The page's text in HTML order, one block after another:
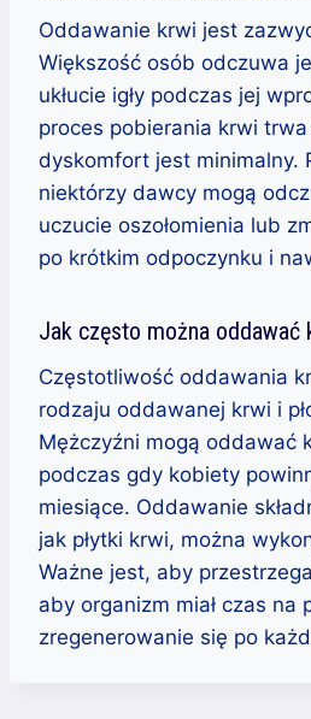
Oddawanie krwi jest
Większość osób odczuwa
ukłucie igły podczas jej
proces pobierania krwi
dyskomfort jest minimalny.
niektórzy dawcy mogą
uczucie oszołomienia lub
po krótkim odpoczynku i
Jak często można oddawać
Częstotliwość oddawania
rodzaju oddawanej krwi i
Mężczyźni mogą oddawać
podczas gdy kobiety
miesiące. Oddawanie
jak płytki krwi, można
Ważne jest, aby
aby organizm miał czas na
zregenerowanie się po